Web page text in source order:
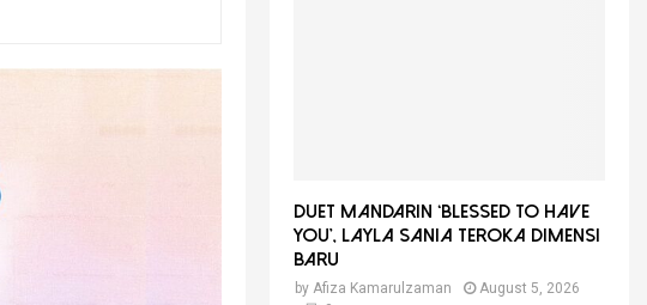
Duet Mandarin ‘Blessed To Have
You’, Layla Sania Teroka Dimensi
Baru
by Afiza Kamarulzaman
August 5, 2026